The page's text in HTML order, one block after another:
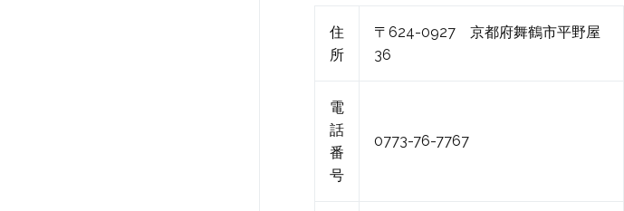
住
所
〒624-0927 京都府舞鶴市平野屋
36
電
話
番
号
0773-76-7767